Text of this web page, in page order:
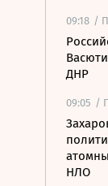
09:18 /
ДНР
09:05 /
НЛО